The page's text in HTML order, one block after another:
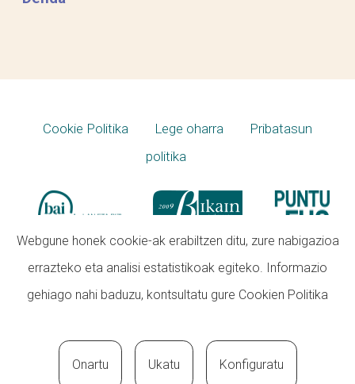
Cookie Politika Lege oharra
Pribatasun
politika
Webgune honek cookie-ak erabiltzen ditu, zure nabigazioa
errazteko eta analisi estatistikoak egiteko. Informazio
gehiago nahi baduzu, kontsultatu gure Cookien Politika
Onartu Ukatu Konfiguratu